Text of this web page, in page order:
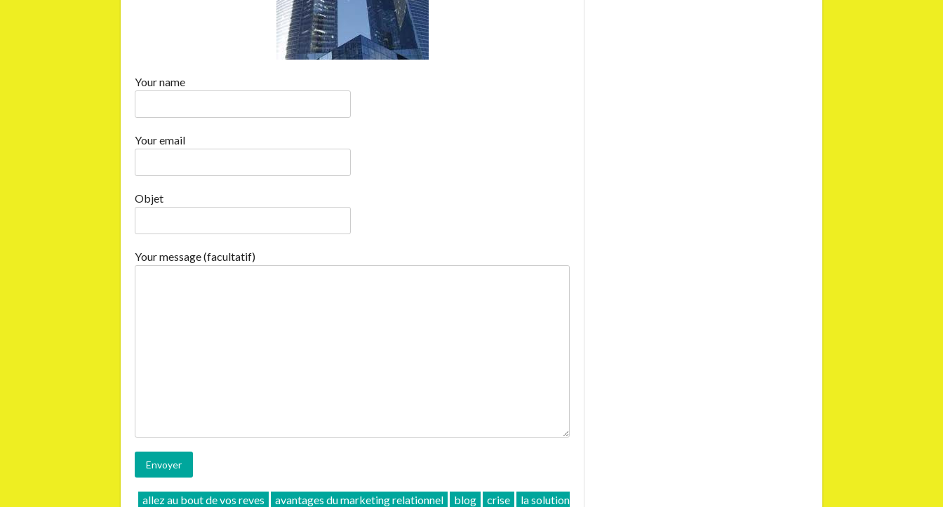
Your name
Your email
Objet
Your message (facultatif)
allez au bout de vos reves avantages du marketing relationnel blog crise la solution